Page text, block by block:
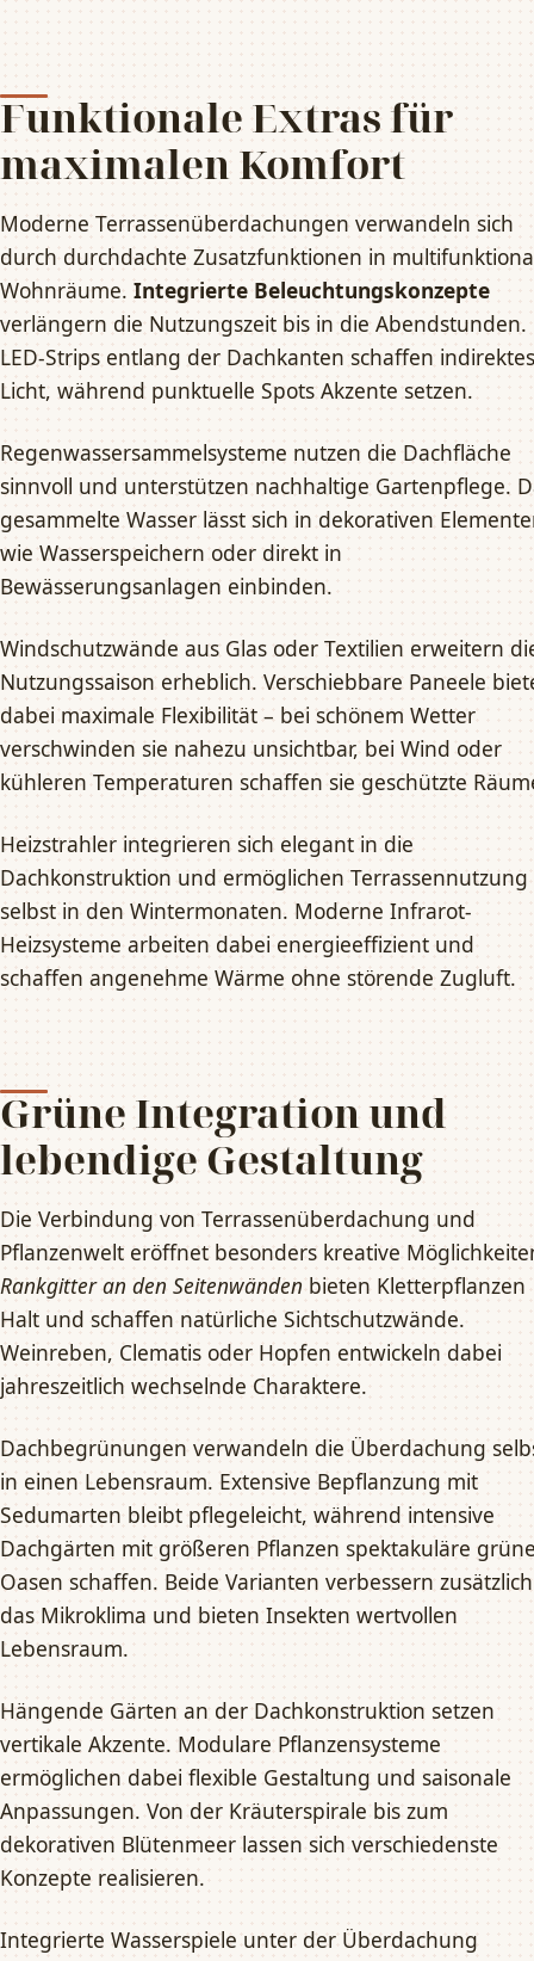
Funktionale Extras für
maximalen Komfort
Moderne Terrassenüberdachungen verwandeln sich
durch durchdachte Zusatzfunktionen in
Wohnräume. Integrierte Beleuchtungskonzepte
verlängern die Nutzungszeit bis in die Abendstunden.
LED-Strips entlang der Dachkanten schaffen indirektes
Licht, während punktuelle Spots Akzente setzen.
Regenwassersammelsysteme nutzen die Dachfläche
sinnvoll und unterstützen nachhaltige Gartenpflege.
gesammelte Wasser lässt sich in dekorativen
wie Wasserspeichern oder direkt in
Bewässerungsanlagen einbinden.
Windschutzwände aus Glas oder Textilien erweitern
Nutzungssaison erheblich. Verschiebbare Paneele
dabei maximale Flexibilität – bei schönem Wetter
verschwinden sie nahezu unsichtbar, bei Wind oder
kühleren Temperaturen schaffen sie geschützte
Heizstrahler integrieren sich elegant in die
Dachkonstruktion und ermöglichen Terrassennutzung
selbst in den Wintermonaten. Moderne Infrarot-
Heizsysteme arbeiten dabei energieeffizient und
schaffen angenehme Wärme ohne störende Zugluft.
Grüne Integration und
lebendige Gestaltung
Die Verbindung von Terrassenüberdachung und
Pflanzenwelt eröffnet besonders kreative
Rankgitter an den Seitenwänden bieten Kletterpflanzen
Halt und schaffen natürliche Sichtschutzwände.
Weinreben, Clematis oder Hopfen entwickeln dabei
jahreszeitlich wechselnde Charaktere.
Dachbegrünungen verwandeln die Überdachung
in einen Lebensraum. Extensive Bepflanzung mit
Sedumarten bleibt pflegeleicht, während intensive
Dachgärten mit größeren Pflanzen spektakuläre
Oasen schaffen. Beide Varianten verbessern zusätzlich
das Mikroklima und bieten Insekten wertvollen
Lebensraum.
Hängende Gärten an der Dachkonstruktion setzen
vertikale Akzente. Modulare Pflanzensysteme
ermöglichen dabei flexible Gestaltung und saisonale
Anpassungen. Von der Kräuterspirale bis zum
dekorativen Blütenmeer lassen sich verschiedenste
Konzepte realisieren.
Integrierte Wasserspiele unter der Überdachung